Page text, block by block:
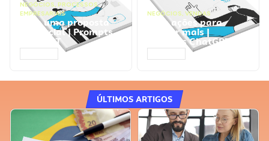
NEGÓCIOS, PROCESSOS
EMPRESARIAIS
Faça uma proposta
comercial | Prompts
ChatGPT
NEGÓCIOS, VENDAS
Faça ações para
vender mais |
Prompts ChatGPT
ÚLTIMOS ARTIGOS